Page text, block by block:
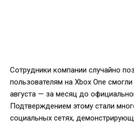
Сотрудники компании случайно
пользователям на Xbox One
августа — за месяц до
Подтверждением этому стали
социальных сетях,